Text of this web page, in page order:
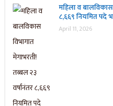
महिला व
८,६६९ नियमित पदे
April 11, 2026